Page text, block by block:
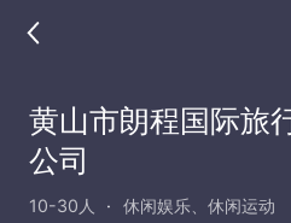
黄山市朗程国际旅
公司
10-30人 休闲娱乐、休闲运动